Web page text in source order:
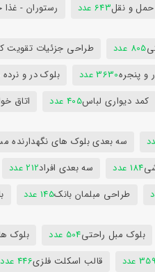
و نقل643 عدد رستوران -
805 عدد طراحی جزئیات تقویت
و پنجره3630 عدد بلوک در و نرده
کمد دیواری لباس405 عدد اتاق
سه بعدی بلوک های نگهدارنده
184 عدد سه بعدی افراد212 عدد
طراحی مبلمان بانک145 عدد
بلوک مبل راحتی504 عدد بلوک
عدد قالب اسکلت فلزی446 عدد